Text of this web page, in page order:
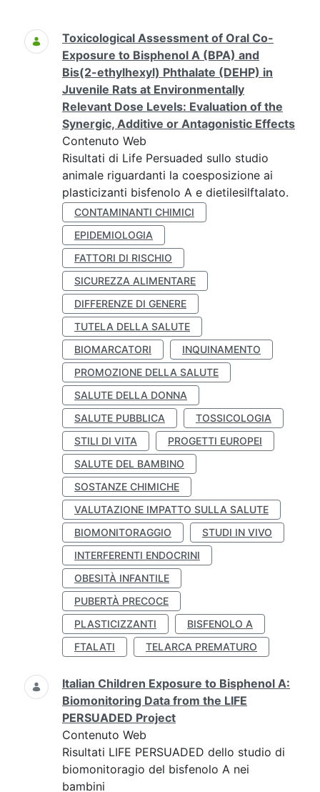
Ricerca
Toxicological Assessment of Oral Co-
Exposure to Bisphenol A (BPA) and
Bis(2-ethylhexyl) Phthalate (DEHP) in
Juvenile Rats at Environmentally
Relevant Dose Levels: Evaluation of the
Synergic, Additive or Antagonistic Effects
Contenuto Web
Risultati di Life Persuaded sullo studio
animale riguardanti la coesposizione ai
plasticizanti bisfenolo A e dietilesilftalato.
CONTAMINANTI CHIMICI
EPIDEMIOLOGIA
FATTORI DI RISCHIO
SICUREZZA ALIMENTARE
DIFFERENZE DI GENERE
TUTELA DELLA SALUTE
BIOMARCATORI
INQUINAMENTO
PROMOZIONE DELLA SALUTE
SALUTE DELLA DONNA
SALUTE PUBBLICA
TOSSICOLOGIA
STILI DI VITA
PROGETTI EUROPEI
SALUTE DEL BAMBINO
SOSTANZE CHIMICHE
VALUTAZIONE IMPATTO SULLA SALUTE
BIOMONITORAGGIO
STUDI IN VIVO
INTERFERENTI ENDOCRINI
OBESITÀ INFANTILE
PUBERTÀ PRECOCE
PLASTICIZZANTI
BISFENOLO A
FTALATI
TELARCA PREMATURO
Italian Children Exposure to Bisphenol A:
Biomonitoring Data from the LIFE
PERSUADED Project
Contenuto Web
Risultati LIFE PERSUADED dello studio di
biomonitoragio del bisfenolo A nei
bambini